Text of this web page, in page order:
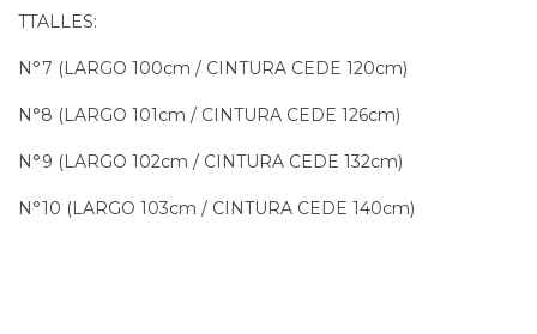
TTALLES:
N°7 (LARGO 100cm / CINTURA CEDE 120cm)
N°8 (LARGO 101cm / CINTURA CEDE 126cm)
N°9 (LARGO 102cm / CINTURA CEDE 132cm)
N°10 (LARGO 103cm / CINTURA CEDE 140cm)